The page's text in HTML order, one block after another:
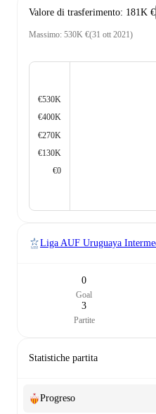
Valore di trasferimento: 181K €
Massimo: 530K €(31 ott 2021)
€530K
€400K
€270K
€130K
€0
Liga AUF Uruguaya
0
Goal
3
Partite
Statistiche partita
Progreso